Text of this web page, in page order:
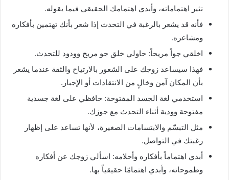
تثير اهتماماته، وأبدي اهتمامك الحقيقي فيما يقوله.
فأنه قد يشعر بالرغبة في التحدث إذا شعر بأنك تهتمين بأفكاره
ومشاعره.
اخلقي جواً مريحاً: حاولي خلق جو مريح وودود للتحدث.
فهذا سيساعد زوجك على الشعور بالارتياح والثقة عندما يشعر
بأن المكان آمن وخالٍ من الانتقادات أو الإجبار.
استخدمي لغة الجسد المفتوحة: حافظي على لغة جسدية
مفتوحة وودية أثناء التحدث مع جوزك.
مثل التبسّم والابتسامات الصغيرة، لأنها تساعد على إظهار
رغبتك في التواصل.
أبدي اهتماماً بأفكاره وأحلامه: اسألي زوجك عن أفكاره
وطموحاته، وأبدي اهتمامًا حقيقياً بها.